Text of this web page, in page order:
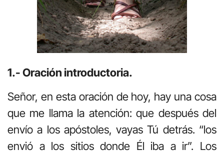
1.- Oración introductoria.
Señor, en esta oración de hoy, hay una cosa
que me llama la atención: que después del
envío a los apóstoles, vayas Tú detrás. “los
envió a los sitios donde Él iba a ir”. Los